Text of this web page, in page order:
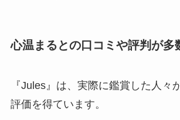
心温まるとの口コミや評判が多
『Jules』は、実際に鑑賞した人々
評価を得ています。